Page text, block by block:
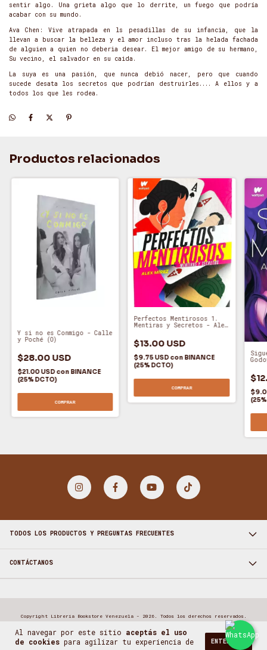
Al navegar por este sitio aceptás el uso
de cookies para agilizar tu experiencia de
ENTENDIDO
sentir algo. Una grieta algo que lo derrite, un fuego que podría
acabar con su mundo.
Ava Chen: Vive atrapada en ls pesadillas de su infancia, que la
llevan a buscar la belleza y el amor incluso tras la helada fachada
de alguien a quien no deberia desear. El mejor amigo de su hermano,
Su vecino, el salvador en su caida.
La suya es una pasión, que nunca debió nacer, pero que cuando
sucede desata los secretos que podrían destruirles.... A ellos y a
todos los que les rodea.
Productos relacionados
Y si no es Conmigo - Calle
y Poché (O)
$28.00 USD
$21.00 USDcon BINANCE
(25% DCTO)
COMPRAR
Perfectos Mentirosos 1.
Mentiras y Secretos - Alex
$13.00 USD
$9.75 USDcon BINANCE
(25% DCTO)
COMPRAR
TODOS LOS PRODUCTOS Y PREGUNTAS FRECUENTES
CONTÁCTANOS
Copyright Librería Bookstore Venezuela - 2026. Todos los derechos reservados.